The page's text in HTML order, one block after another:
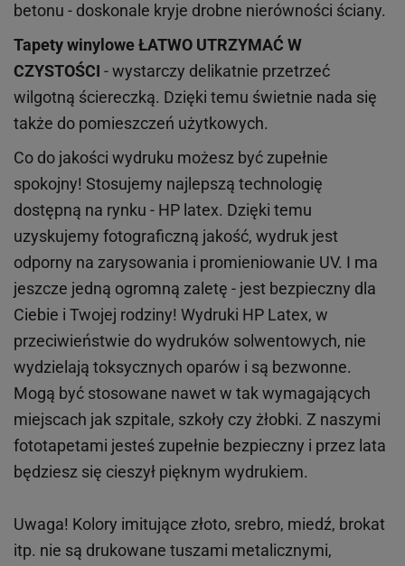
betonu - doskonale kryje drobne nierówności ściany.
Tapety winyloweŁATWO UTRZYMAĆ W
CZYSTOŚCI - wystarczy delikatnie przetrzeć
wilgotną ściereczką. Dzięki temu świetnie nada się
także do pomieszczeń użytkowych.
Co do jakości wydruku możesz być zupełnie
spokojny! Stosujemy najlepszą technologię
dostępną na rynku - HP latex. Dzięki temu
uzyskujemy fotograficzną jakość, wydruk jest
odporny na zarysowania i promieniowanie UV. I ma
jeszcze jedną ogromną zaletę - jest bezpieczny dla
Ciebie i Twojej rodziny! Wydruki HP Latex, w
przeciwieństwie do wydruków solwentowych, nie
wydzielają toksycznych oparów i są bezwonne.
Mogą być stosowane nawet w tak wymagających
miejscach jak szpitale, szkoły czy żłobki. Z naszymi
fototapetami jesteś zupełnie bezpieczny i przez lata
będziesz się cieszył pięknym wydrukiem.
Uwaga! Kolory imitujące złoto, srebro, miedź, brokat
itp. nie są drukowane tuszami metalicznymi,